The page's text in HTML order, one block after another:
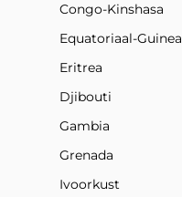
Congo-Kinshasa
Equatoriaal-Guinea
Eritrea
Djibouti
Gambia
Grenada
Ivoorkust